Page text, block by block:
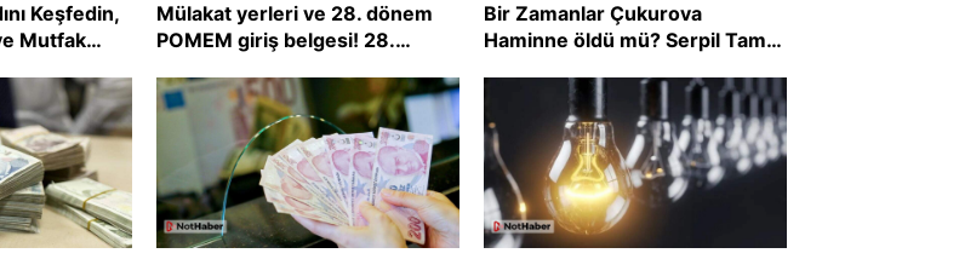
Keşfedin,
Mutfak
Mülakat yerleri ve 28. dönem
POMEM giriş belgesi! 28.
nasıl sorgulanır?
Bir Zamanlar Çukurova
Haminne öldü mü? Serpil Tamur